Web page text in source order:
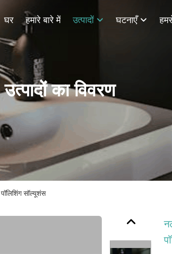
घर हमारे बारे में उत्पादों घटनाएँ
उत्पादों का विवरण
सॉल्यूशंस